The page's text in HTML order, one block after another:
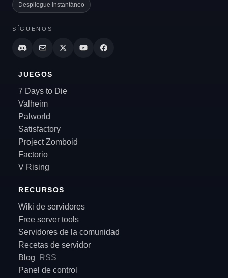
Despliegue instantáneo
SÍGUENOS
JUEGOS
7 Days to Die
Valheim
Palworld
Satisfactory
Project Zomboid
Factorio
V Rising
RECURSOS
Wiki de servidores
Free server tools
Servidores de la comunidad
Recetas de servidor
Blog
RSS
Panel de control